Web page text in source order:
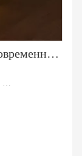
Массовая скидка Белый МДФ Современная интеллектуальная прикроватная тумбочка Ночная подставка Смарт-светодиодная тумбочка